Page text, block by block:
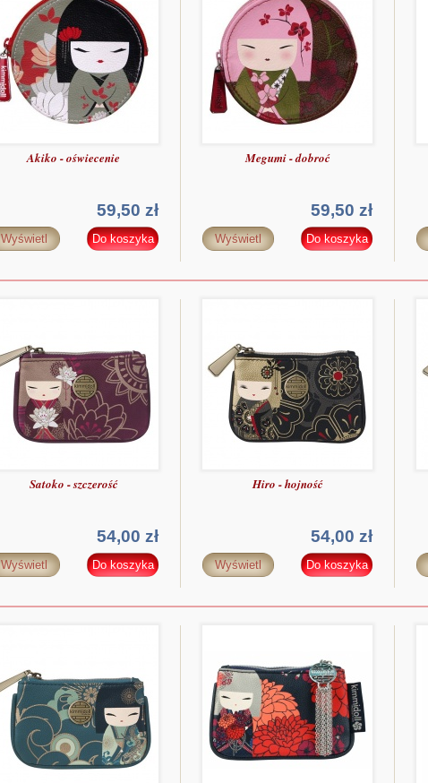
Akiko - oświecenie
59,50 zł
Wyświetl Do koszyka
Megumi - dobroć
59,50 zł
Wyświetl Do koszyka
Satoko - szczerość
54,00 zł
Wyświetl Do koszyka
Hiro - hojność
54,00 zł
Wyświetl Do koszyka